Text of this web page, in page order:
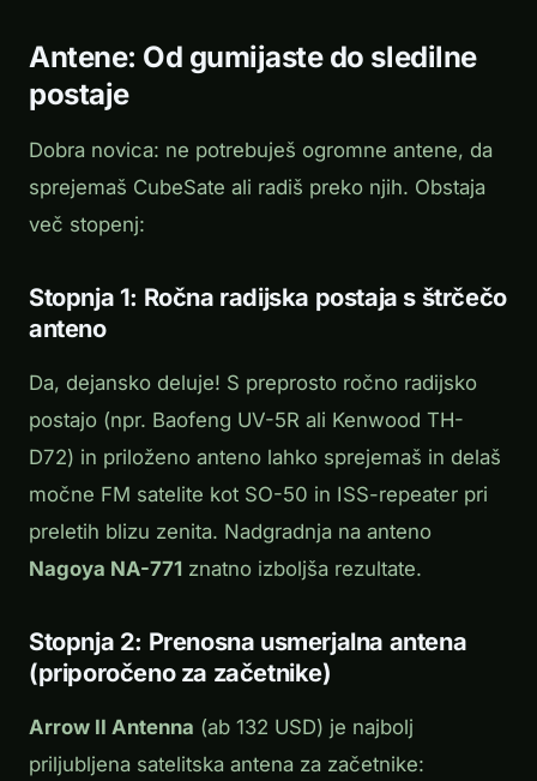
Antene: Od gumijaste do sledilne
postaje
Dobra novica: ne potrebuješ ogromne antene, da
sprejemaš CubeSate ali radiš preko njih. Obstaja
več stopenj:
Stopnja 1: Ročna radijska postaja s štrčečo
anteno
Da, dejansko deluje! S preprosto ročno radijsko
postajo (npr. Baofeng UV-5R ali Kenwood TH-
D72) in priloženo anteno lahko sprejemaš in delaš
močne FM satelite kot SO-50 in ISS-repeater pri
preletih blizu zenita. Nadgradnja na anteno
Nagoya NA-771 znatno izboljša rezultate.
Stopnja 2: Prenosna usmerjalna antena
(priporočeno za začetnike)
Arrow II Antenna (ab 132 USD) je najbolj
priljubljena satelitska antena za začetnike: